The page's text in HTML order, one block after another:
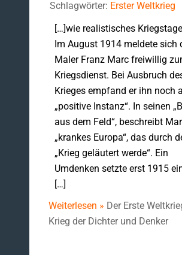
Schlagwörter: Erster Weltkrieg
[…]wie realistisches
Im August 1914 meldete sich
Maler Franz Marc freiwillig
Kriegsdienst. Bei Ausbruch
Krieges empfand er ihn noch
„positive Instanz“. In seinen
aus dem Feld“, beschreibt
„krankes Europa“, das durch
„Krieg geläutert werde“. Ein
Umdenken setzte erst 1915
[…]
Weiterlesen » Der Erste
Krieg der Dichter und Denker